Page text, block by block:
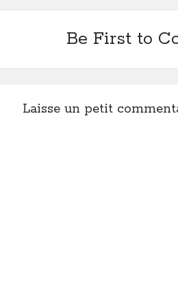
Be First to
Laisse un petit